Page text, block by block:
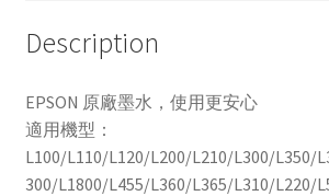
quantity
Description
EPSON 原廠墨水，使用更安心
適用機型：
L100/L110/L120/L200/L210/L300/L350/
300/L1800/L455/L360/L365/L310/L220/